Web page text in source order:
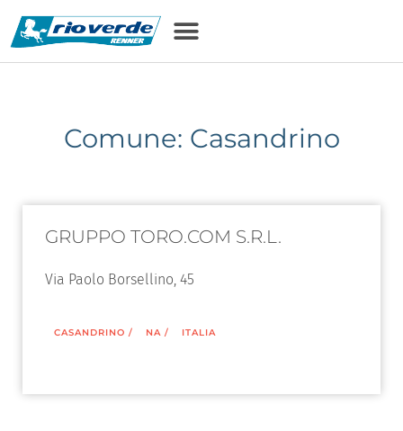
Comune: Casandrino
GRUPPO TORO.COM S.R.L.
Via Paolo Borsellino, 45
CASANDRINO / NA / ITALIA